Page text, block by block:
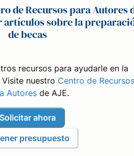
de Recursos para Autores
artículos sobre la
de becas
recursos para ayudarle en la
nuestro Centro de Recursos
Autoresde AJE.
Solicitar ahora
presupuesto